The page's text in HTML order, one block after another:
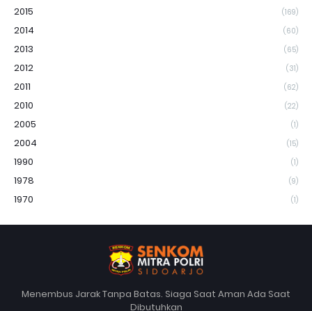
2015 (169)
2014 (60)
2013 (65)
2012 (31)
2011 (62)
2010 (22)
2005 (1)
2004 (15)
1990 (1)
1978 (9)
1970 (1)
Menembus Jarak Tanpa Batas. Siaga Saat Aman Ada Saat
Dibutuhkan